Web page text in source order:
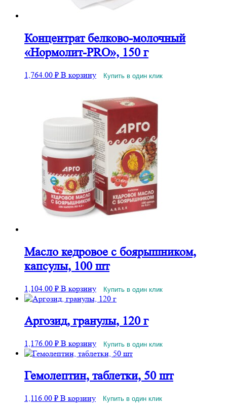
Концентрат белково-молочный
«Нормолит-PRO», 150 г
1,764.00 ₽ В корзину Купить в один клик
Масло кедровое с боярышником,
капсулы, 100 шт
1,104.00 ₽ В корзину Купить в один клик
Аргозид, гранулы, 120 г
1,176.00 ₽ В корзину Купить в один клик
Гемолептин, таблетки, 50 шт
1,116.00 ₽ В корзину Купить в один клик